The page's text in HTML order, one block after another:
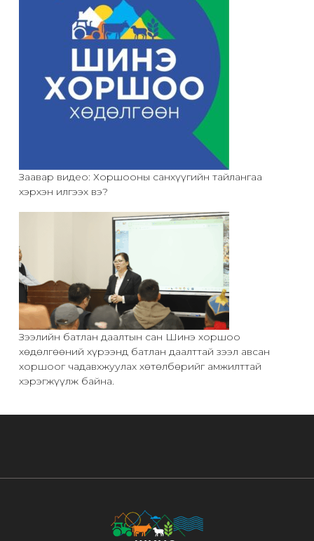
Заавар видео: Хоршооны санхүүгийн тайлангаа
хэрхэн илгээх вэ?
Зээлийн батлан даалтын сан Шинэ хоршоо
хөдөлгөөний хүрээнд батлан даалттай зээл авсан
хоршоог чадавхжуулах хөтөлбөрийг амжилттай
хэрэгжүүлж байна.